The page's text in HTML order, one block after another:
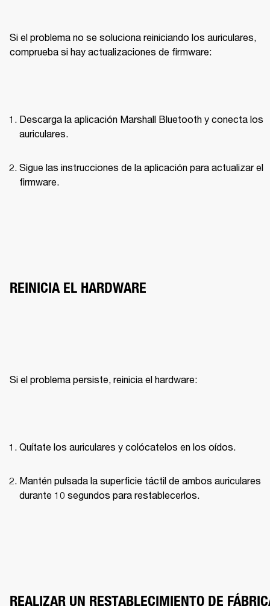
Si el problema no se soluciona reiniciando los auriculares,
comprueba si hay actualizaciones de firmware:
Descarga la aplicación Marshall Bluetooth y conecta los
auriculares.
Sigue las instrucciones de la aplicación para actualizar el
firmware.
REINICIA EL HARDWARE
Si el problema persiste, reinicia el hardware:
Quítate los auriculares y colócatelos en los oídos.
Mantén pulsada la superficie táctil de ambos auriculares
durante 10 segundos para restablecerlos.
REALIZAR UN RESTABLECIMIENTO DE